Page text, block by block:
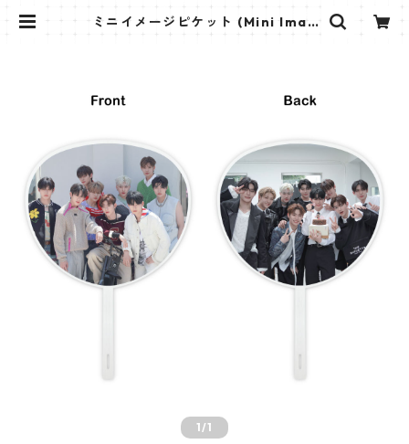
ミニイメージピケット (Mini Imag
1/1